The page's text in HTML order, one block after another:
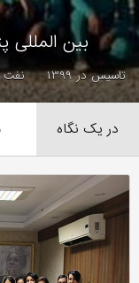
بین المللی
تاسیس در ۱۳۹۹ نفت
در یک نگاه